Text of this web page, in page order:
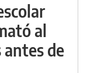
al
antes de